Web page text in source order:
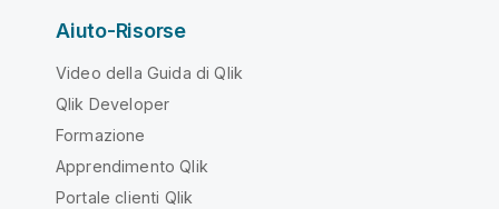
Aiuto-Risorse
Video della Guida di Qlik
Qlik Developer
Formazione
Apprendimento Qlik
Portale clienti Qlik